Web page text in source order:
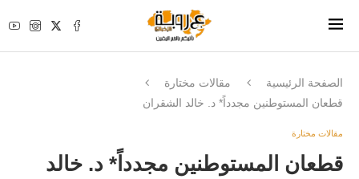
الصفحة الرئيسية
مقالات مختارة
قطعان المستوطنين مجدداً* د. خالد الشقران
مقالات مختارة
قطعان المستوطنين مجدداً* د. خالد